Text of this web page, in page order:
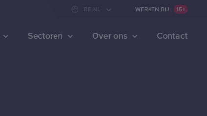
WERKEN BIJ
Sectoren Over ons Contact
BE-NL WERKEN BIJ 15+